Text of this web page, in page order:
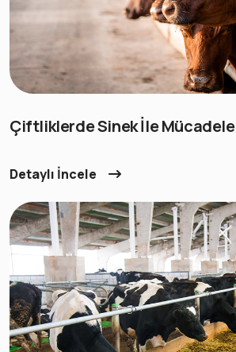
Çiftliklerde Sinek İle Mücadele
Detaylı İncele